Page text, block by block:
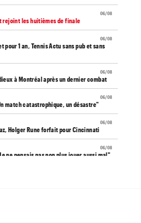
06/08
rejoint les huitièmes de finale
06/08
pour 1 an, Tennis Actu sans pub et sans
06/08
à Montréal après un dernier combat
06/08
match catastrophique, un désastre"
06/08
Holger Rune forfait pour Cincinnati
06/08
ne pensais pas non plus jouer aussi mal"
génétiques : "Je comprends mais..."